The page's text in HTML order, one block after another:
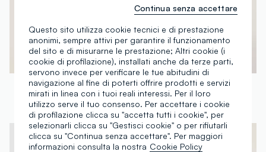
OVS KIDS
T-shirt fitted in cotone elasticizzato bianca da ragazza con frase
€ 7,95-50%€ 3,97
100% Cotone
OVS KIDS
€ 7,95 -50%€ 3,97
Questo sito utilizza cookie tecnici e di prestazione
anonimi, sempre attivi per garantire il funzionamento
del sito e di misurarne le prestazione; Altri cookie (i
cookie di profilazione), installati anche da terze parti,
servono invece per verificare le tue abitudini di
navigazione al fine di poterti offrire prodotti e servizi
mirati in linea con i tuoi reali interessi. Per il loro
utilizzo serve il tuo consenso. Per accettare i cookie
di profilazione clicca su "accetta tutti i cookie", per
selezionarli clicca su "Gestisci cookie" o per rifiutarli
clicca su "Continua senza accettare". Per maggiori
informazioni consulta la nostra Cookie Policy
Continua senza accettare